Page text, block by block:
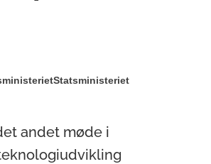
Statsministeriet
andet møde i